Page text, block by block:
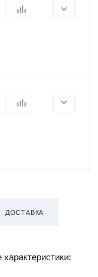
ДОСТАВКА